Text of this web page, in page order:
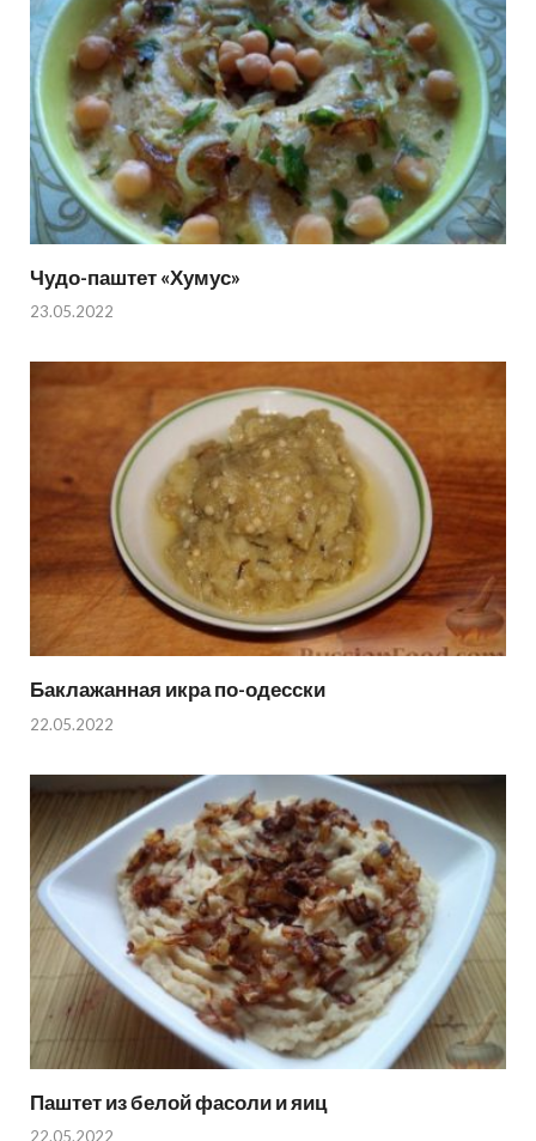
Чудо-паштет «Хумус»
23.05.2022
Баклажанная икра по-одесски
22.05.2022
Паштет из белой фасоли и яиц
22.05.2022